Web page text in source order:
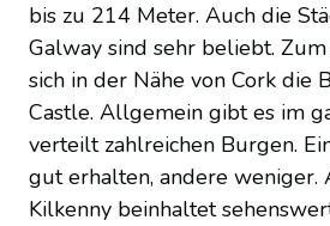
bis zu 214 Meter. Auch die
Galway sind sehr beliebt.
sich in der Nähe von Cork die
Castle. Allgemein gibt es im
verteilt zahlreichen Burgen.
gut erhalten, andere weniger.
Kilkenny beinhaltet